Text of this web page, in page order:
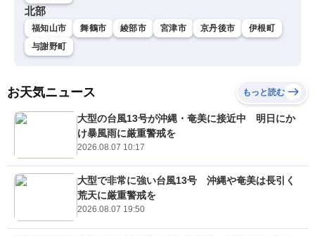
北部
福知山市 舞鶴市 綾部市 宮津市 京丹後市
伊根町
与謝野町
お天気ニュース もっと読む
大型の台風13号が沖縄・奄美に接近中 明日にか
け暴風雨に厳重警戒を
2026.08.07 10:17
大型で非常に強い台風13号 沖縄や奄美は長引く
荒天に厳重警戒を
2026.08.07 19:50